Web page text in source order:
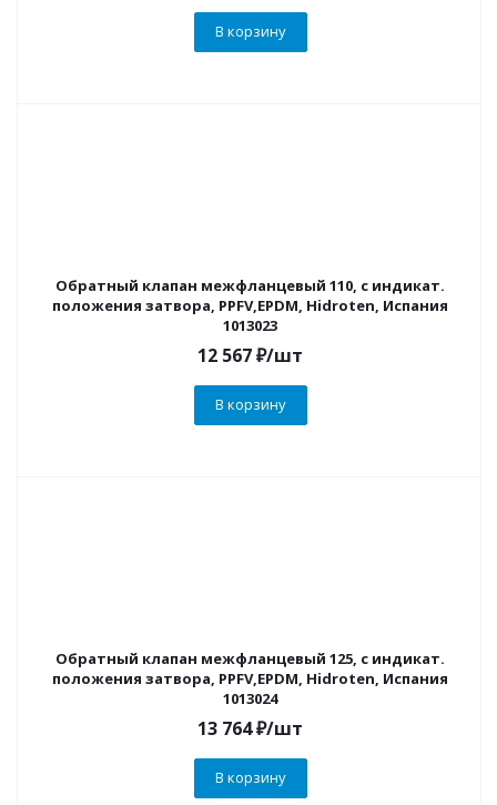
В корзину
Обратный клапан межфланцевый 110, с индикат.
положения затвора, PPFV,EPDM, Hidroten, Испания
1013023
12 567₽/шт
В корзину
Обратный клапан межфланцевый 125, с индикат.
положения затвора, PPFV,EPDM, Hidroten, Испания
1013024
13 764₽/шт
В корзину